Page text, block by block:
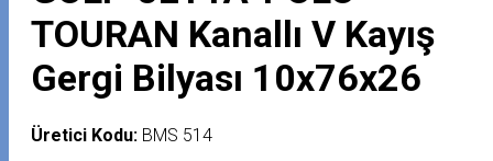
TOURAN Kanallı V Kayış
Gergi Bilyası 10x76x26
Üretici Kodu: BMS 514